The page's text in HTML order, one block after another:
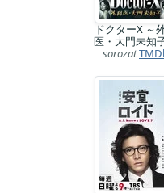
ドクターX ～
医・大門未知
sorozat